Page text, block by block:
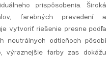
prispôsobenia. Široká
farebných prevedení a
vytvoriť riešenie presne podľa
neutrálnych odtieňoch pôsobí
výraznejšie farby zas dokážu